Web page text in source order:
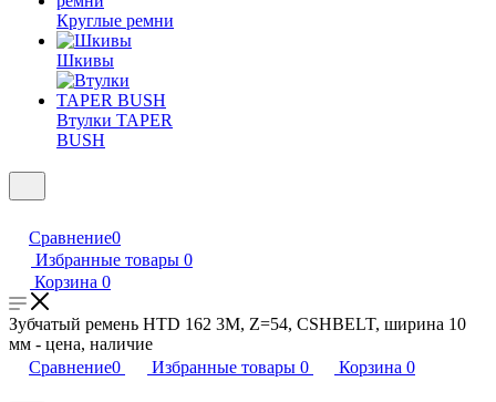
Круглые ремни
Шкивы
Втулки TAPER
BUSH
Сравнение0
Избранные товары 0
Корзина 0
Зубчатый ремень HTD 162 3M, Z=54, CSHBELT, ширина 10
мм - цена, наличие
Сравнение0 Избранные товары 0 Корзина 0